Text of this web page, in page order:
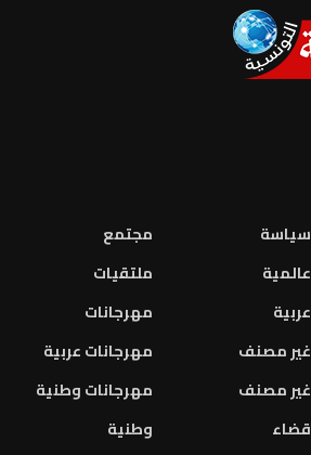
سياسة
عالمية
عربية
غير مصنف
غير مصنف
قضاء
مجتمع
ملتقيات
مهرجانات
مهرجانات عربية
مهرجانات وطنية
وطنية